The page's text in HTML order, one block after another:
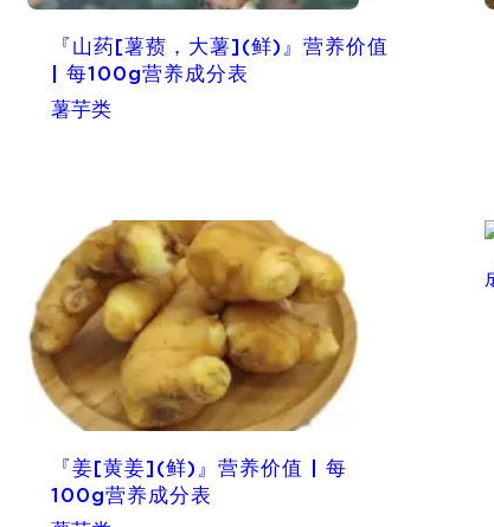
『山药[薯蓣，大薯](鲜)』营养价值
| 每100g营养成分表
薯芋类
『姜[黄姜](鲜)』营养价值 | 每
100g营养成分表